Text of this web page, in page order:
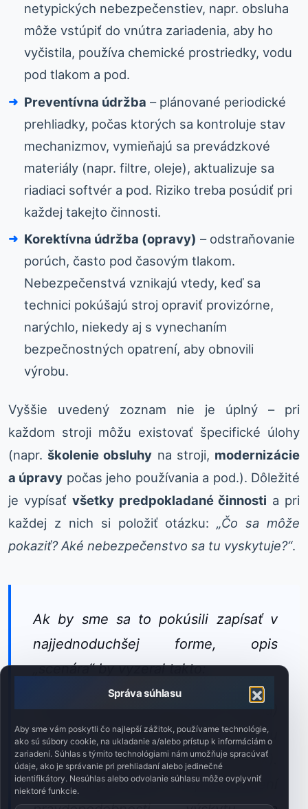
Správa súhlasu
Aby sme vám poskytli čo najlepší zážitok, používame technológie,
ako sú súbory cookie, na ukladanie a/alebo prístup k informáciám o
zariadení. Súhlas s týmito technológiami nám umožňuje spracúvať
údaje, ako je správanie pri prehliadaní alebo jedinečné
identifikátory. Nesúhlas alebo odvolanie súhlasu môže ovplyvniť
niektoré funkcie.
netypických nebezpečenstiev, napr. obsluha
môže vstúpiť do vnútra zariadenia, aby ho
vyčistila, používa chemické prostriedky, vodu
pod tlakom a pod.
Preventívna údržba – plánované periodické
prehliadky, počas ktorých sa kontroluje stav
mechanizmov, vymieňajú sa prevádzkové
materiály (napr. filtre, oleje), aktualizuje sa
riadiaci softvér a pod. Riziko treba posúdiť pri
každej takejto činnosti.
Korektívna údržba (opravy) – odstraňovanie
porúch, často pod časovým tlakom.
Nebezpečenstvá vznikajú vtedy, keď sa
technici pokúšajú stroj opraviť provizórne,
narýchlo, niekedy aj s vynechaním
bezpečnostných opatrení, aby obnovili
výrobu.
Vyššie uvedený zoznam nie je úplný – pri
každom stroji môžu existovať špecifické úlohy
(napr.školenie obsluhy na stroji, modernizácie
a úpravy počas jeho používania a pod.). Dôležité
je vypísať všetky predpokladané činnosti a pri
každej z nich si položiť otázku:„Čo sa môže
pokaziť? Aké nebezpečenstvo sa tu vyskytuje?“.
Ak by sme sa to pokúsili zapísať v
najjednoduchšej forme, opis
„scenára“ by vyzeral takto:
Počas operácie nastavovania (Úloha)
+ ostré prvky (Zdroj) + môžu
spôsobiť porezanie kože (Následok).
Práve takýto scenár sa po posúdení